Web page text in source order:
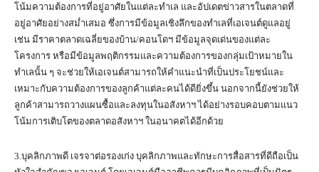
โน้มความต้องการที่อยู่อาศัยในแต่ละทำเล และอัปเดตข่าวสารในตลาดที่
อยู่อาศัยอย่างสม่ำเสมอ ซึ่งการมีข้อมูลเชิงลึกของทำเลที่เอเจนต์ดูแลอยู่
เช่น มีราคาตลาดเฉลี่ยของบ้าน/คอนโดฯ มีข้อมูลจุดเด่นของแต่ละ
โครงการ หรือมีข้อมูลพฤติกรรมและความต้องการของกลุ่มเป้าหมายใน
ทำเลนั้น ๆ จะช่วยให้เอเจนต์สามารถให้คำแนะนำที่เป็นประโยชน์และ
เหมาะกับความต้องการของลูกค้าแต่ละคนได้ดียิ่งขึ้น นอกจากนี้ยังช่วยให้
ลูกค้าสามารถวางแผนซื้อและลงทุนในอสังหาฯ ได้อย่างรอบคอบตามแนว
โน้มการเติบโตของตลาดอสังหาฯ ในอนาคตได้อีกด้วย
3.บุคลิกภาพดี เจรจาต่อรองเก่ง บุคลิกภาพและทักษะการสื่อสารที่ดีถือเป็น